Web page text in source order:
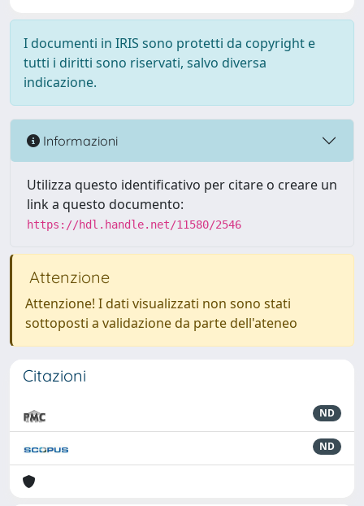
I documenti in IRIS sono protetti da copyright e
tutti i diritti sono riservati, salvo diversa
indicazione.
Informazioni
Utilizza questo identificativo per citare o creare un
link a questo documento:
https://hdl.handle.net/11580/2546
Attenzione
Attenzione! I dati visualizzati non sono stati
sottoposti a validazione da parte dell'ateneo
Citazioni
ND
ND